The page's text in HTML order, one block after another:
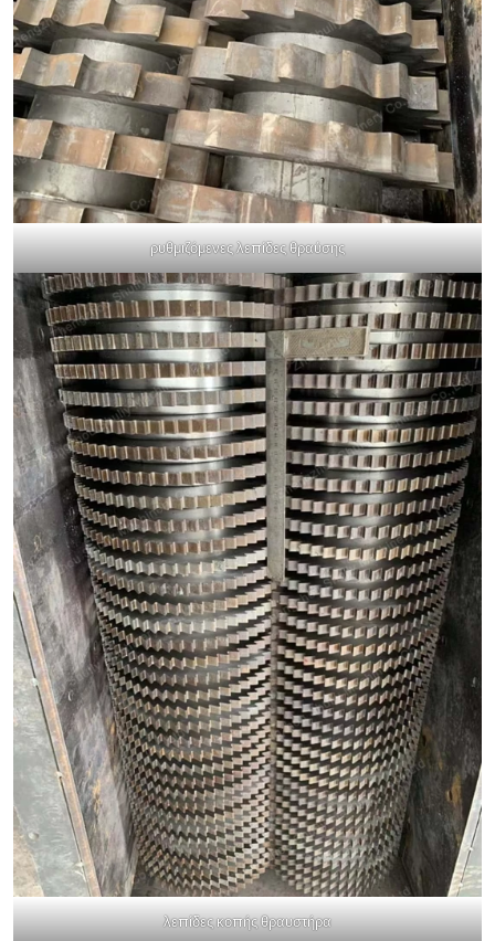
ρυθμιζόμενες λεπίδες θραύσης
λεπίδες κοπής θραυστήρα